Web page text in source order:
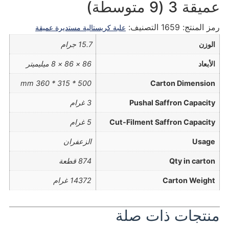
عميقة 3 (9 متوسطة)
رمز المنتج: 1659 التصنيف: علبة كريستالية مستديرة عميقة
الوزن
15.7 جرام
الأبعاد 86 × 86 × 8 ميليميتر
Carton Dimension
500 * 315 * 360 mm
Pushal Saffron Capacity 3 غرام
Cut-Filment Saffron Capacity 5 غرام
Usage الزعفران
Qty in carton 874 قطعة
Carton Weight 14372 غرام
منتجات ذات صلة